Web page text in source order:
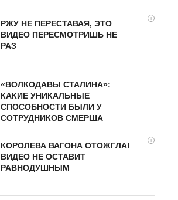
i
РЖУ НЕ ПЕРЕСТАВАЯ, ЭТО
ВИДЕО ПЕРЕСМОТРИШЬ НЕ
РАЗ
«ВОЛКОДАВЫ СТАЛИНА»:
КАКИЕ УНИКАЛЬНЫЕ
СПОСОБНОСТИ БЫЛИ У
СОТРУДНИКОВ СМЕРША
i
КОРОЛЕВА ВАГОНА ОТОЖГЛА!
ВИДЕО НЕ ОСТАВИТ
РАВНОДУШНЫМ